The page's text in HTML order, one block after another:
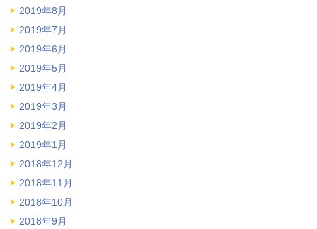
2019年8月
2019年7月
2019年6月
2019年5月
2019年4月
2019年3月
2019年2月
2019年1月
2018年12月
2018年11月
2018年10月
2018年9月